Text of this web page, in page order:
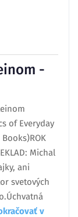
-
of Everyday
Books)ROK
Michal
ani
svetových
v